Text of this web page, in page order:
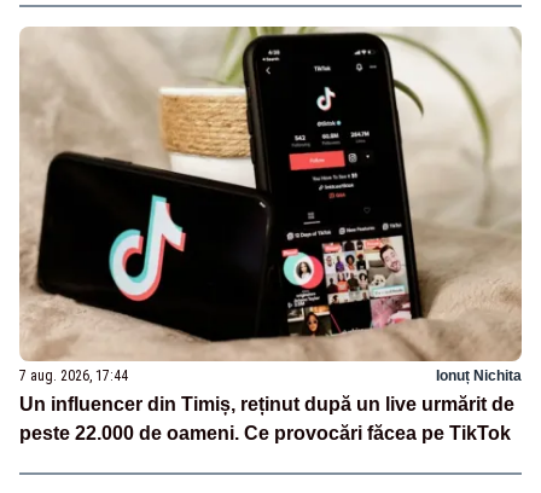
7 aug. 2026, 17:44 Ionuț Nichita
Un influencer din Timiș, reținut după un live urmărit de
peste 22.000 de oameni. Ce provocări făcea pe TikTok